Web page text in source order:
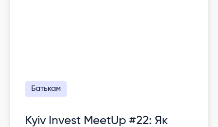
Батькам
Kyiv Invest MeetUp #22: Як